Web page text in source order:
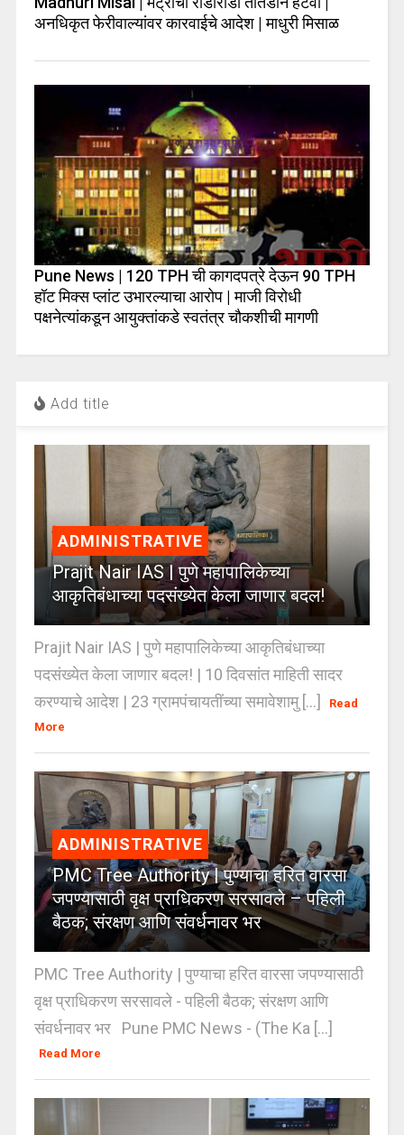
अनधिकृत फेरीवाल्यांवर कारवाईचे आदेश | माधुरी मिसाळ
Pune News | 120 TPH ची कागदपत्रे देऊन 90 TPH
हॉट मिक्स प्लांट उभारल्याचा आरोप | माजी विरोधी
पक्षनेत्यांकडून आयुक्तांकडे स्वतंत्र चौकशीची मागणी
Add title
ADMINISTRATIVE
Prajit Nair IAS | पुणे महापालिकेच्या
आकृतिबंधाच्या पदसंख्येत केला जाणार बदल!
Prajit Nair IAS | पुणे महापालिकेच्या आकृतिबंधाच्या
पदसंख्येत केला जाणार बदल! | 10 दिवसांत माहिती सादर
करण्याचे आदेश | 23 ग्रामपंचायतींच्या समावेशामु [...]
Read
More
ADMINISTRATIVE
PMC Tree Authority | पुण्याचा हरित वारसा
जपण्यासाठी वृक्ष प्राधिकरण सरसावले – पहिली
बैठक; संरक्षण आणि संवर्धनावर भर
PMC Tree Authority | पुण्याचा हरित वारसा जपण्यासाठी
वृक्ष प्राधिकरण सरसावले - पहिली बैठक; संरक्षण आणि
संवर्धनावर भर Pune PMC News - (The Ka [...]
Read More